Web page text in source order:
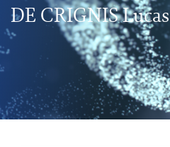
DE CRIGNIS Lucas